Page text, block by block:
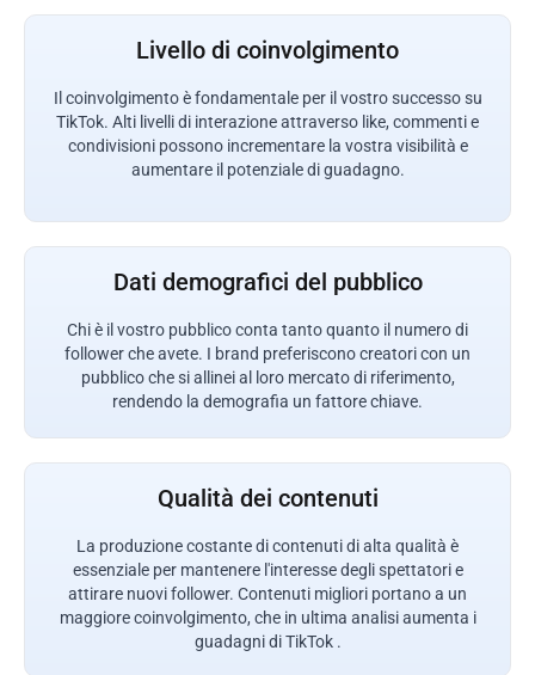
Livello di coinvolgimento
Il coinvolgimento è fondamentale per il vostro successo su
TikTok. Alti livelli di interazione attraverso like, commenti e
condivisioni possono incrementare la vostra visibilità e
aumentare il potenziale di guadagno.
Dati demografici del pubblico
Chi è il vostro pubblico conta tanto quanto il numero di
follower che avete. I brand preferiscono creatori con un
pubblico che si allinei al loro mercato di riferimento,
rendendo la demografia un fattore chiave.
Qualità dei contenuti
La produzione costante di contenuti di alta qualità è
essenziale per mantenere l'interesse degli spettatori e
attirare nuovi follower. Contenuti migliori portano a un
maggiore coinvolgimento, che in ultima analisi aumenta i
guadagni di TikTok .